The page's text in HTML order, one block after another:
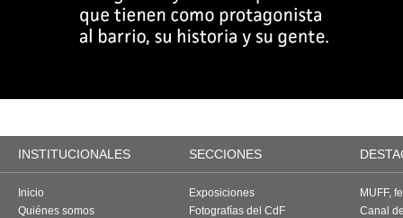
INSTITUCIONALES SECCIONES
Inicio
Quiénes somos
Exposiciones
Fotografías del CdF
MUFF,
Canal